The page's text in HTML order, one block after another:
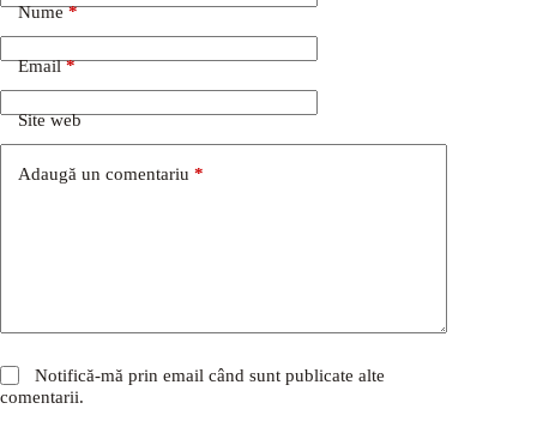
Nume*
Email*
Site web
Adaugă un comentariu *
Notifică-mă prin email când sunt publicate alte
comentarii.